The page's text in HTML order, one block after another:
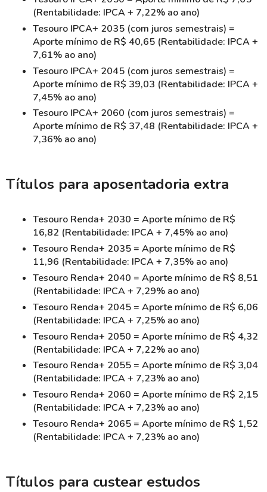
(Rentabilidade: IPCA + 7,22% ao ano)
Tesouro IPCA+ 2035 (com juros semestrais) =
Aporte mínimo de R$ 40,65 (Rentabilidade: IPCA +
7,61% ao ano)
Tesouro IPCA+ 2045 (com juros semestrais) =
Aporte mínimo de R$ 39,03 (Rentabilidade: IPCA +
7,45% ao ano)
Tesouro IPCA+ 2060 (com juros semestrais) =
Aporte mínimo de R$ 37,48 (Rentabilidade: IPCA +
7,36% ao ano)
Títulos para aposentadoria extra
Tesouro Renda+ 2030 = Aporte mínimo de R$
16,82 (Rentabilidade: IPCA + 7,45% ao ano)
Tesouro Renda+ 2035 = Aporte mínimo de R$
11,96 (Rentabilidade: IPCA + 7,35% ao ano)
Tesouro Renda+ 2040 = Aporte mínimo de R$ 8,51
(Rentabilidade: IPCA + 7,29% ao ano)
Tesouro Renda+ 2045 = Aporte mínimo de R$ 6,06
(Rentabilidade: IPCA + 7,25% ao ano)
Tesouro Renda+ 2050 = Aporte mínimo de R$ 4,32
(Rentabilidade: IPCA + 7,22% ao ano)
Tesouro Renda+ 2055 = Aporte mínimo de R$ 3,04
(Rentabilidade: IPCA + 7,23% ao ano)
Tesouro Renda+ 2060 = Aporte mínimo de R$ 2,15
(Rentabilidade: IPCA + 7,23% ao ano)
Tesouro Renda+ 2065 = Aporte mínimo de R$ 1,52
(Rentabilidade: IPCA + 7,23% ao ano)
Títulos para custear estudos